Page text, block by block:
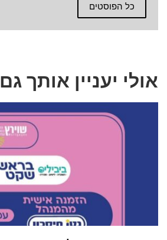
כל הפוסטים
אולי יעניין אותך